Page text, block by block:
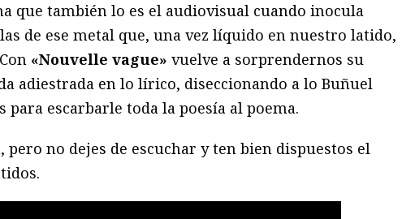
que también lo es el audiovisual cuando inocula
de ese metal que, una vez líquido en nuestro latido,
«Nouvelle vague» vuelve a sorprendernos su
adiestrada en lo lírico, diseccionando a lo Buñuel
para escarbarle toda la poesía al poema.
pero no dejes de escuchar y ten bien dispuestos el